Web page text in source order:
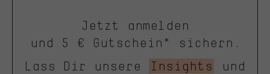
Jetzt anmelden
und 5 € Gutschein* sichern.
Lass Dir unsere
Insights
und